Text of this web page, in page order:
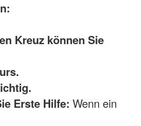
Kreuz können Sie
Erste Hilfe: Wenn ein